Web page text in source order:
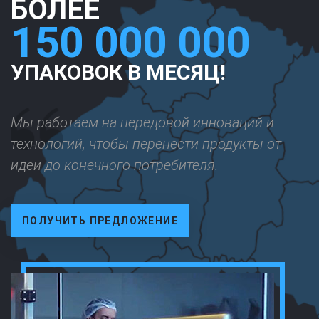
БОЛЕЕ
150 000 000
УПАКОВОК В МЕСЯЦ!
Мы работаем на передовой инноваций и
технологий, чтобы перенести продукты от
идеи до конечного потребителя.
ПОЛУЧИТЬ ПРЕДЛОЖЕНИЕ